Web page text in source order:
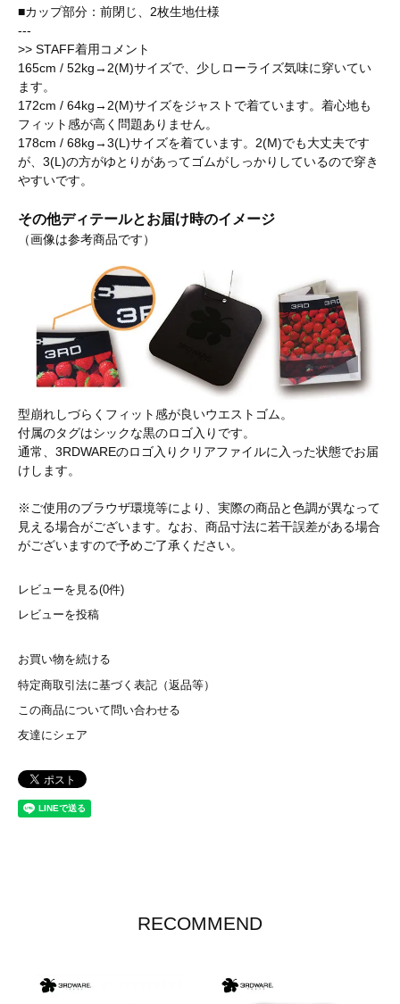
■カップ部分：前閉じ、2枚生地仕様
---
>> STAFF着用コメント
165cm / 52kg→2(M)サイズで、少しローライズ気味に穿いてい
ます。
172cm / 64kg→2(M)サイズをジャストで着ています。着心地も
フィット感が高く問題ありません。
178cm / 68kg→3(L)サイズを着ています。2(M)でも大丈夫です
が、3(L)の方がゆとりがあってゴムがしっかりしているので穿き
やすいです。
その他ディテールとお届け時のイメージ
（画像は参考商品です）
型崩れしづらくフィット感が良いウエストゴム。
付属のタグはシックな黒のロゴ入りです。
通常、3RDWAREのロゴ入りクリアファイルに入った状態でお届
けします。
※ご使用のブラウザ環境等により、実際の商品と色調が異なって
見える場合がございます。なお、商品寸法に若干誤差がある場合
がございますので予めご了承ください。
レビューを見る(0件)
レビューを投稿
お買い物を続ける
特定商取引法に基づく表記（返品等）
この商品について問い合わせる
友達にシェア
RECOMMEND